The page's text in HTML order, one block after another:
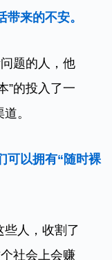
来的不安。
题的人，他
”的投入了一
。
可以拥有“随时裸
些人，收割了
社会上会赚